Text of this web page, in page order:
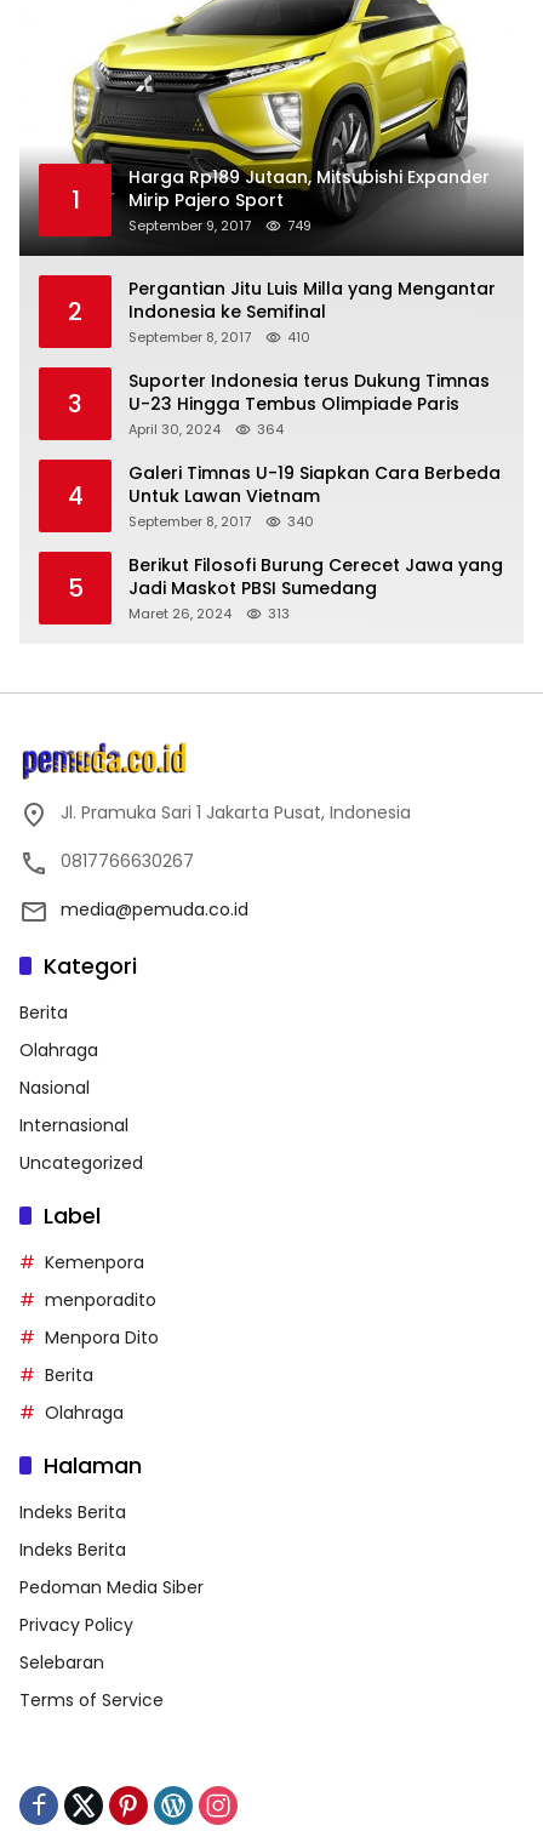
1
Harga Rp189 Jutaan, Mitsubishi Expander
Mirip Pajero Sport
September 9, 2017 749
2
Pergantian Jitu Luis Milla yang Mengantar
Indonesia ke Semifinal
September 8, 2017 410
3
Suporter Indonesia terus Dukung Timnas
U-23 Hingga Tembus Olimpiade Paris
April 30, 2024 364
4
Galeri Timnas U-19 Siapkan Cara Berbeda
Untuk Lawan Vietnam
September 8, 2017 340
5
Berikut Filosofi Burung Cerecet Jawa yang
Jadi Maskot PBSI Sumedang
Maret 26, 2024 313
Jl. Pramuka Sari 1 Jakarta Pusat, Indonesia
0817766630267
media@pemuda.co.id
Kategori
Berita
Olahraga
Nasional
Internasional
Uncategorized
Label
Kemenpora
menporadito
Menpora Dito
Berita
Olahraga
Halaman
Indeks Berita
Indeks Berita
Pedoman Media Siber
Privacy Policy
Selebaran
Terms of Service